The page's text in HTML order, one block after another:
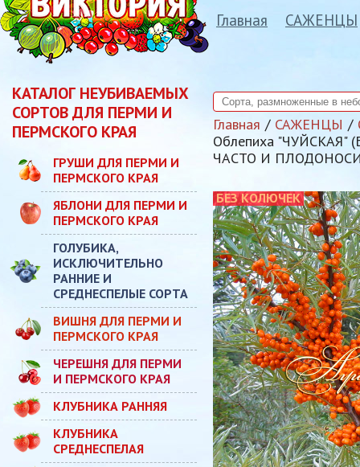
Главная САЖЕНЦЫ
КАТАЛОГ НЕУБИВАЕМЫХ
СОРТОВ ДЛЯ ПЕРМИ И
ПЕРМСКОГО КРАЯ
ГРУШИ ДЛЯ ПЕРМИ И
ПЕРМСКОГО КРАЯ
ЯБЛОНИ ДЛЯ ПЕРМИ И
ПЕРМСКОГО КРАЯ
ГОЛУБИКА,
ИСКЛЮЧИТЕЛЬНО
РАННИЕ И
СРЕДНЕСПЕЛЫЕ СОРТА
ВИШНЯ ДЛЯ ПЕРМИ И
ПЕРМСКОГО КРАЯ
ЧЕРЕШНЯ ДЛЯ ПЕРМИ
И ПЕРМСКОГО КРАЯ
КЛУБНИКА РАННЯЯ
КЛУБНИКА
СРЕДНЕСПЕЛАЯ
Главная САЖЕНЦЫ
Облепиха
ЧАСТО И
БЕЗ КОЛЮЧЕК